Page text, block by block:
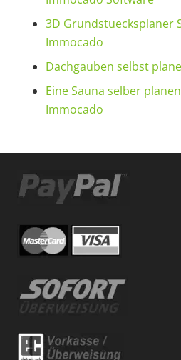
3D Grundstuecksplaner
Immocado
Dachgauben selbst
Eine Sauna selber
Immocado